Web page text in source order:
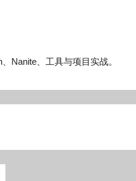
Nanite、工具与项目实战。